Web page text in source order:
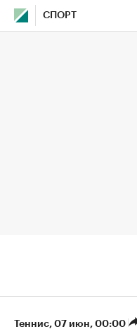
СПОРТ
Теннис⁠, 07 июн, 00:00